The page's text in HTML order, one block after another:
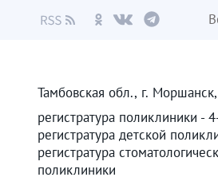
Тамбовская обл., г.
4-27-30 - регистратура
поликлиники